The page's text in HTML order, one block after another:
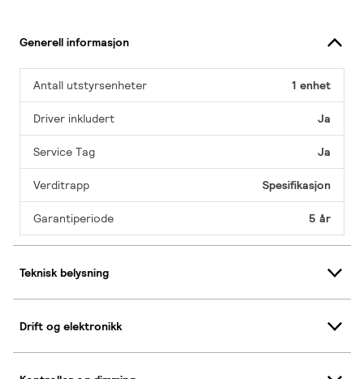
Generell informasjon
Antall utstyrsenheter 1 enhet
Driver inkludert Ja
Service Tag Ja
Verditrapp Spesifikasjon
Garantiperiode 5 år
Teknisk belysning
Drift og elektronikk